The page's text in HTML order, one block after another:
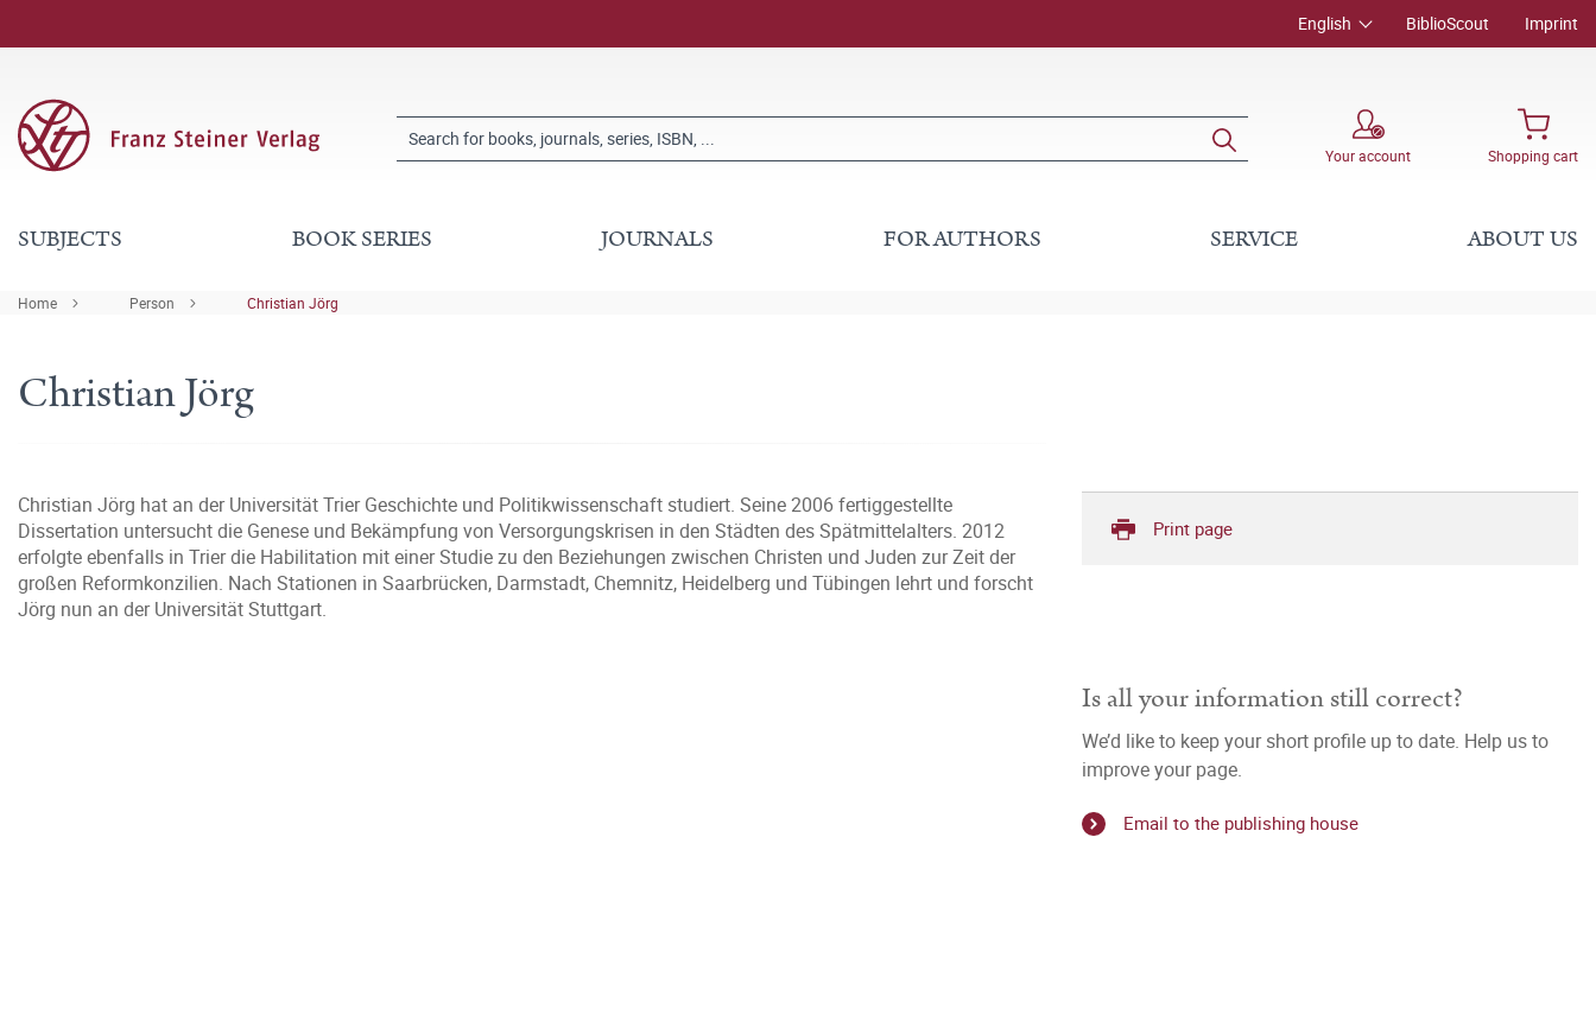
English BiblioScout Imprint
Your account Shopping cart
SUBJECTS BOOK SERIES JOURNALS FOR AUTHORS SERVICE ABOUT US
Home Person Christian Jörg
Christian Jörg
Christian Jörg hat an der Universität Trier Geschichte und Politikwissenschaft studiert. Seine 2006 fertiggestellte
Dissertation untersucht die Genese und Bekämpfung von Versorgungskrisen in den Städten des Spätmittelalters. 2012
erfolgte ebenfalls in Trier die Habilitation mit einer Studie zu den Beziehungen zwischen Christen und Juden zur Zeit der
großen Reformkonzilien. Nach Stationen in Saarbrücken, Darmstadt, Chemnitz, Heidelberg und Tübingen lehrt und forscht
Jörg nun an der Universität Stuttgart.
Print page
Is all your information still correct?
We’d like to keep your short profile up to date. Help us to
improve your page.
Email to the publishing house